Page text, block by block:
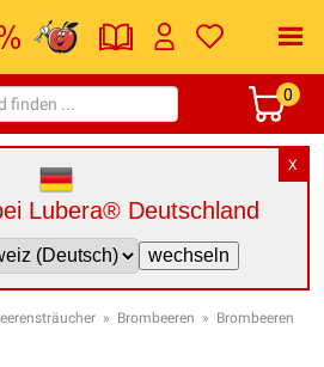
0
X
Lubera® Deutschland
» Brombeeren » Brombeeren